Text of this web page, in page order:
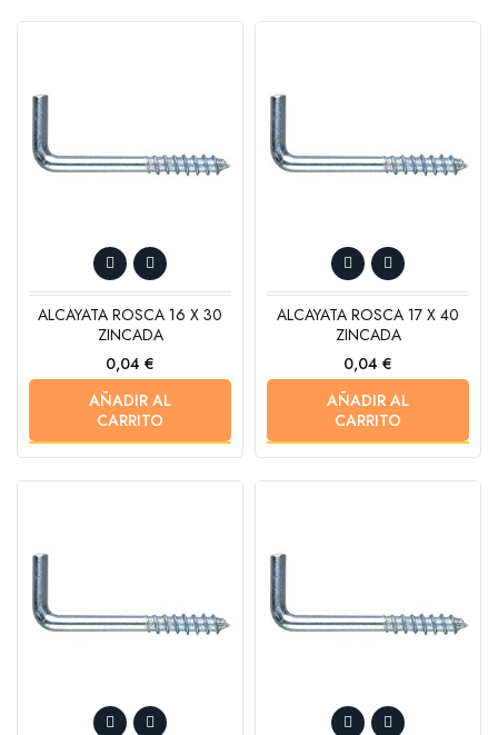
ALCAYATA ROSCA 16 X 30
ZINCADA
Precio
0,04 €
AÑADIR AL
CARRITO
ALCAYATA ROSCA 17 X 40
ZINCADA
Precio
0,04 €
AÑADIR AL
CARRITO